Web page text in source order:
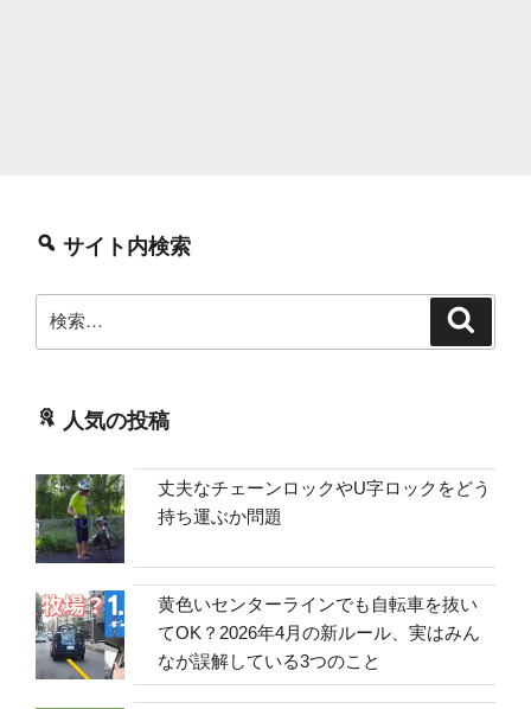
サイト内検索
索:
人気の投稿
丈夫なチェーンロックやU字ロックをどう
持ち運ぶか問題
黄色いセンターラインでも自転車を抜い
てOK？2026年4月の新ルール、実はみん
なが誤解している3つのこと